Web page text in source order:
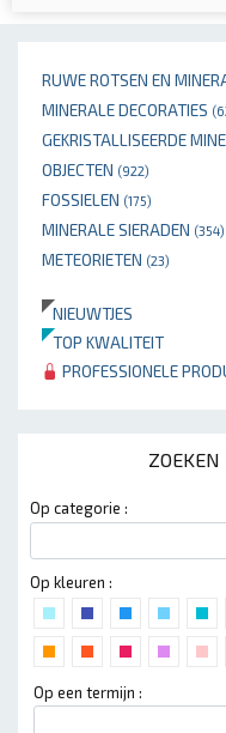
RUWE ROTSEN EN
MINERALE DECORATIES
GEKRISTALLISEERDE
OBJECTEN (922)
FOSSIELEN (175)
MINERALE SIERADEN (354)
METEORIETEN (23)
NIEUWTJES
TOP KWALITEIT
PROFESSIONELE
ZOEKEN
Op categorie :
Op kleuren :
Op een termijn :